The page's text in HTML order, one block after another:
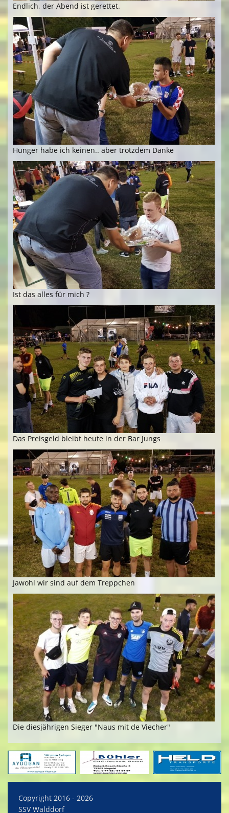
Endlich, der Abend ist gerettet.
Hunger habe ich keinen.. aber trotzdem Danke
Ist das alles für mich ?
Das Preisgeld bleibt heute in der Bar Jungs
Jawohl wir sind auf dem Treppchen
Die diesjährigen Sieger "Naus mit de Viecher"
Copyright 2016 - 2026
SSV Walddorf